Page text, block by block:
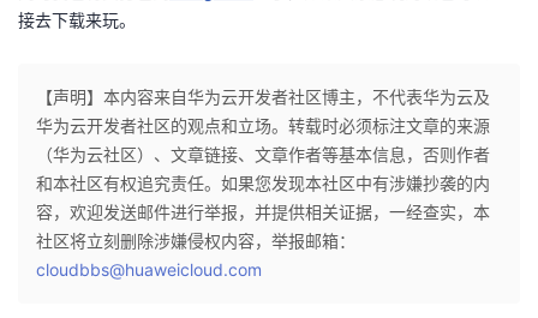
接去下载来玩。
【声明】本内容来自华为云开发者社区博主，不代表华为云及
华为云开发者社区的观点和立场。转载时必须标注文章的来源
（华为云社区）、文章链接、文章作者等基本信息，否则作者
和本社区有权追究责任。如果您发现本社区中有涉嫌抄袭的内
容，欢迎发送邮件进行举报，并提供相关证据，一经查实，本
社区将立刻删除涉嫌侵权内容，举报邮箱：
cloudbbs@huaweicloud.com